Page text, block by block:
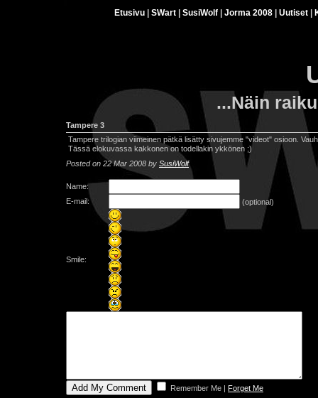
Etusivu SWart SusiWolf Jorma 2008 Uutiset
...Näin
Tampere 3
Tampere trilogian viimeinen pätkä lisätty sivujemme "videot" osioon.
Tässä elokuvassa kakkonen on todellakin ykkönen ;)
Posted on 22 Mar 2008 by SusiWolf
Name:
E-mail:
(optional)
Smile:
Remember Me | Forget Me